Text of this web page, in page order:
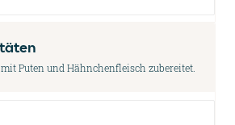
Puten und Hähnchenfleisch zubereitet.